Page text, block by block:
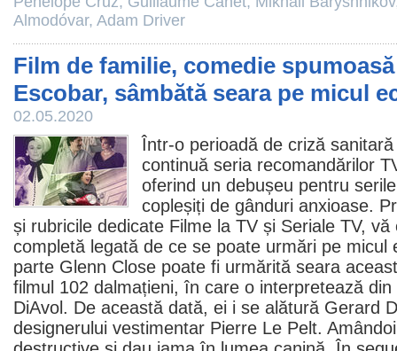
Almodóvar, Adam Driver
Film de familie, comedie
Escobar, sâmbătă seara pe micul
02.05.2020
Într-o perioadă de criză
continuă seria recomandărilor
oferind un debușeu pentru
copleșiți de gânduri anxioase.
și rubricile dedicate Filme la TV și Seriale TV, vă
completă legată de ce se poate urmări pe micul
parte Glenn Close poate fi urmărită seara
filmul 102 dalmațieni, în care o interpretează
DiAvol. De această dată, ei i se alătură Gerard
designerului vestimentar Pierre Le Pelt.